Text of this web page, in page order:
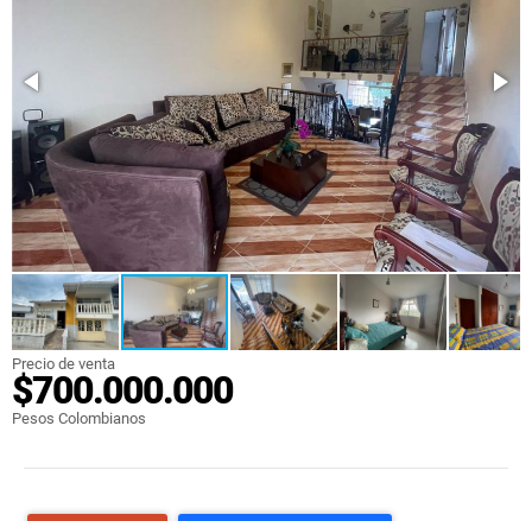
Precio de venta
$700.000.000
Pesos Colombianos